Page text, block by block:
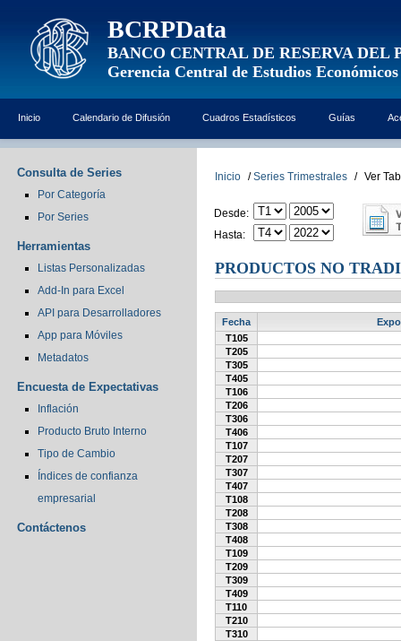
BCRPData
BANCO CENTRAL DE RESERVA DEL
Gerencia Central de Estudios Económicos
Inicio Calendario de Difusión Cuadros Estadísticos Guías
Consulta de Series
Por Categoría
Por Series
Herramientas
Listas Personalizadas
Add-In para Excel
API para Desarrolladores
App para Móviles
Metadatos
Encuesta de Expectativas
Inflación
Producto Bruto Interno
Tipo de Cambio
Índices de confianza
empresarial
Contáctenos
Inicio / Series Trimestrales / Ver
Desde:
Hasta:
PRODUCTOS NO
Fecha
T105
T205
T305
T405
T106
T206
T306
T406
T107
T207
T307
T407
T108
T208
T308
T408
T109
T209
T309
T409
T110
T210
T310